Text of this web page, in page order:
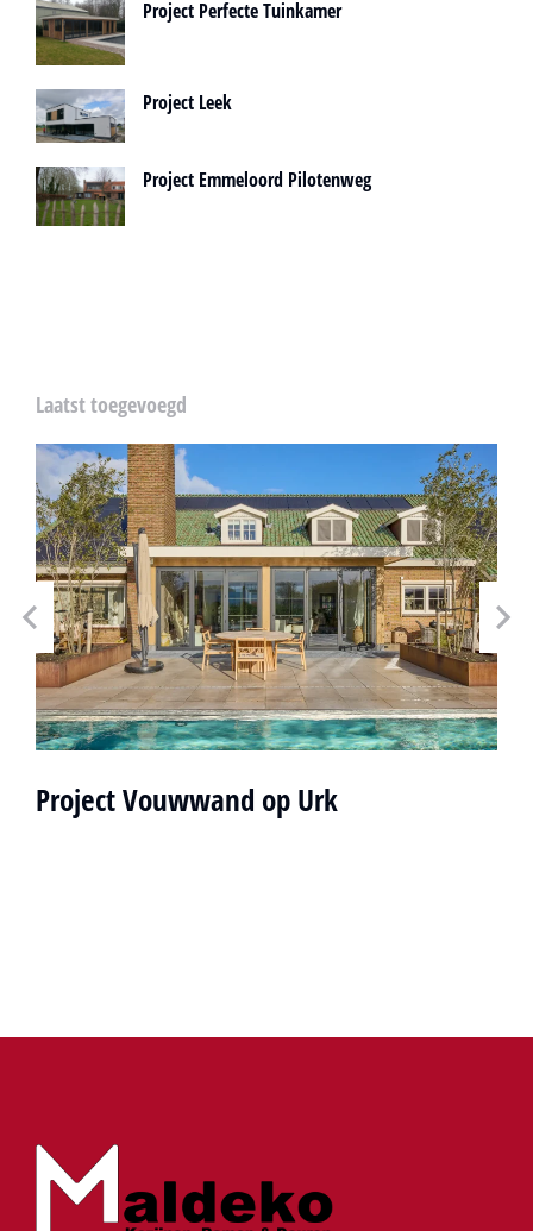
Project Perfecte Tuinkamer
Project Leek
Project Emmeloord Pilotenweg
Laatst toegevoegd
Project Vouwwand op Urk